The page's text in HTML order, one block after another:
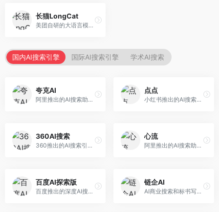
长猫LongCat
美团自研的大语言模型对话平台，专注于本地生活服务场景。面向美团生态用户，提供智能推荐、服务问答等功能，本地生活知识覆盖全面。
国内AI搜索引擎 国际AI搜索引擎 学术AI搜索
夸克AI
阿里推出的AI搜索助手，整合搜索与AI功能。面向年轻用户，提供智能搜索、文档处理、学习辅助等服务，与夸克生态深度整合。
点点
小红书推出的AI搜索应用，专注于生活方式内容搜索。面向小红书用户，提供生活攻略、消费决策、内容推荐等服务，生活方式内容丰富。
360AI搜索
360推出的AI搜索引擎，专注于安全智能搜索。面向普通用户，提供智能问答、网页搜索、内容整理等服务，安全防护能力强。
心流
阿里推出的AI搜索助手，专注于智能信息获取。面向普通用户，提供智能搜索、内容整理、知识问答等服务，与阿里生态深度整合。
百度AI探索版
百度推出的深度AI搜索引擎，整合百度知识图谱。面向中文用户，提供智能问答、知识探索、内容生成等服务，知识覆盖面广。
链企AI
AI商业搜索和标书写作工具，专注于企业服务场景。面向企业用户，提供商业信息搜索、标书生成、企业分析等服务，商业信息专业。